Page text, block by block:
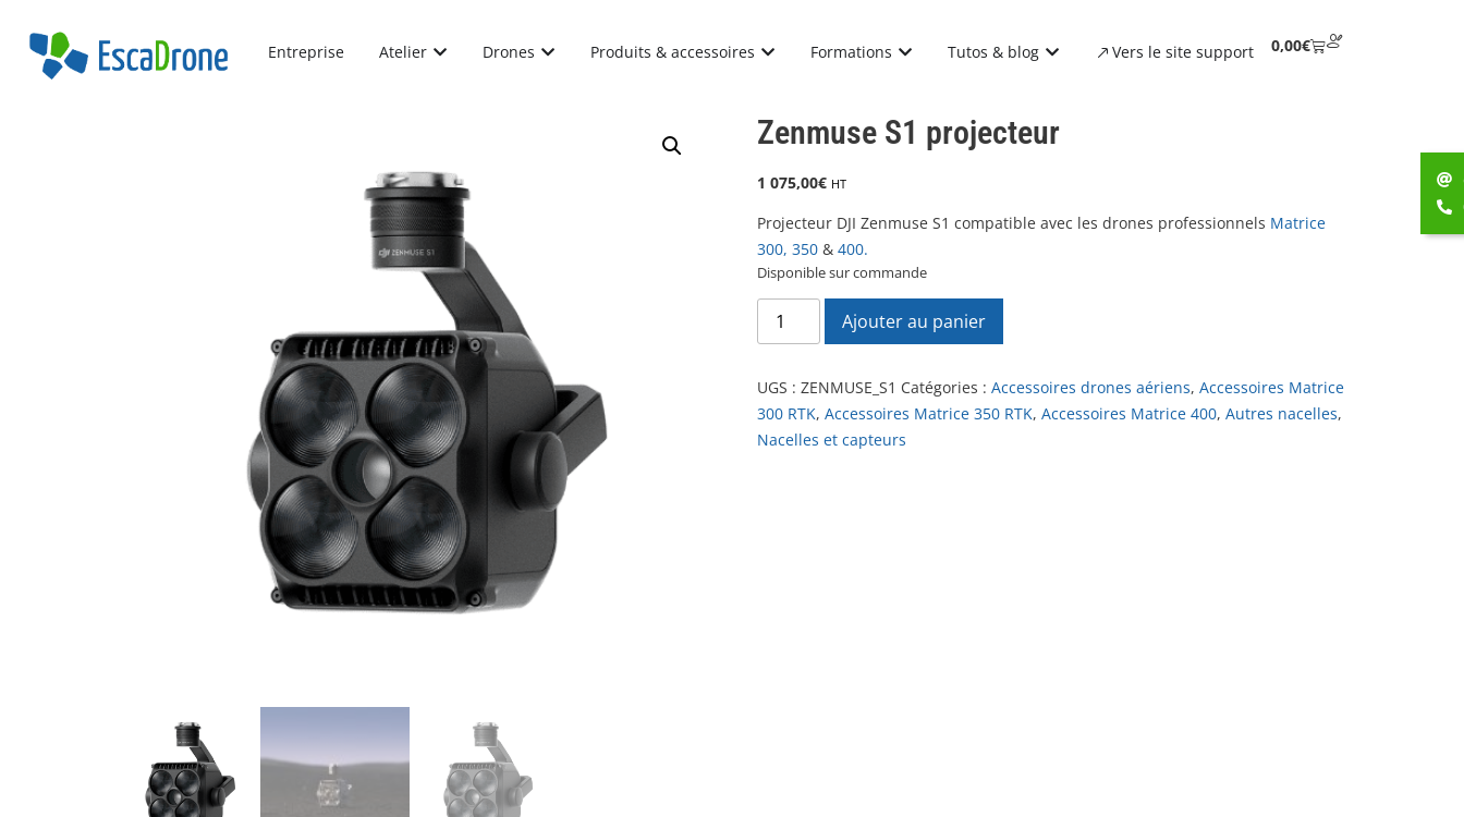
Entreprise Atelier Drones Produits & accessoires Formations Tutos & blog Vers le site support 0,00€
Zenmuse S1 projecteur
1 075,00€ HT
Projecteur DJI Zenmuse S1 compatible avec les drones professionnels Matrice
300, 350& 400.
Disponible sur commande
Ajouter au panier
UGS : ZENMUSE_S1 Catégories : Accessoires drones aériens, Accessoires Matrice
300 RTK, Accessoires Matrice 350 RTK, Accessoires Matrice 400, Autres nacelles,
Nacelles et capteurs